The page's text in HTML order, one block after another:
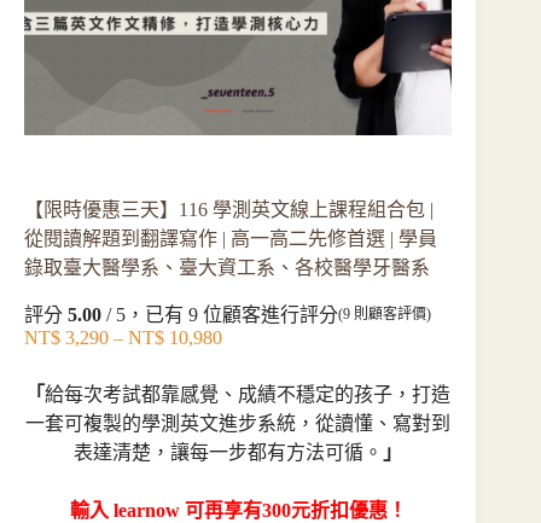
【限時優惠三天】116 學測英文線上課程組合包 |
從閱讀解題到翻譯寫作 | 高一高二先修首選 | 學員
錄取臺大醫學系、臺大資工系、各校醫學牙醫系
評分 5.00 / 5，已有 9 位顧客進行評分(9 則顧客評價)
NT$ 3,290 – NT$ 10,980價
範
圍：
NT$ 3,290
NT$ 10,980
「給每次考試都靠感覺、成績不穩定的孩子，打造
一套可複製的學測英文進步系統，從讀懂、寫對到
表達清楚，讓每一步都有方法可循。 」
輸入 learnow 可再享有300元折扣優惠！